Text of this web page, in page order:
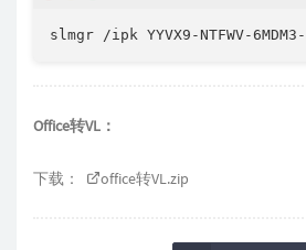
Office转VL：
下载： office转VL.zip